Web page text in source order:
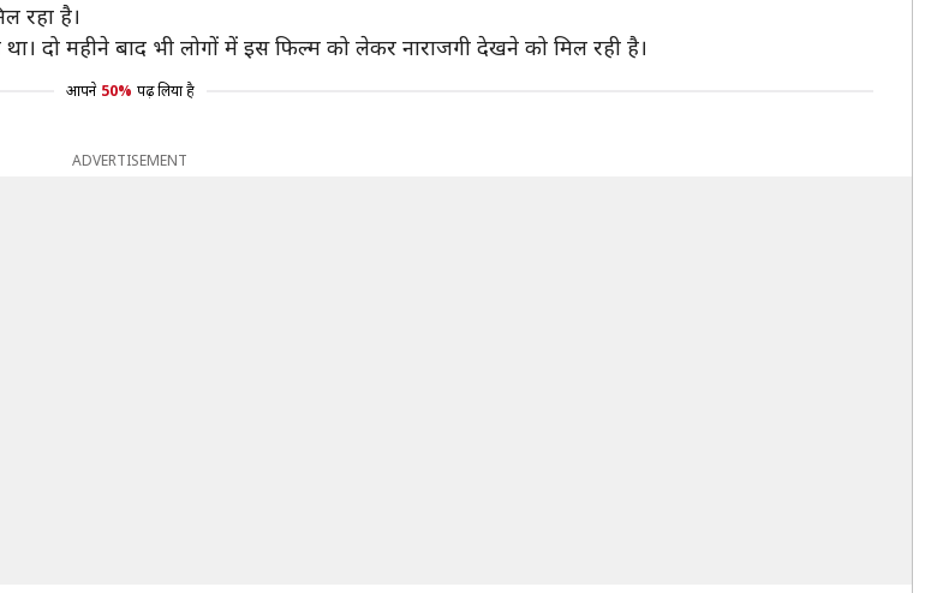
रहा है।
दो महीने बाद भी लोगों में इस फिल्म को लेकर नाराजगी देखने को मिल रही है।
आपने 50% पढ़ लिया है
ADVERTISEMENT